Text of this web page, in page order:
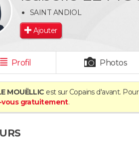
SAINT ANDIOL
Ajouter
Profil Photos
MOUËLLIC est sur Copains d'avant.
vous gratuitement.